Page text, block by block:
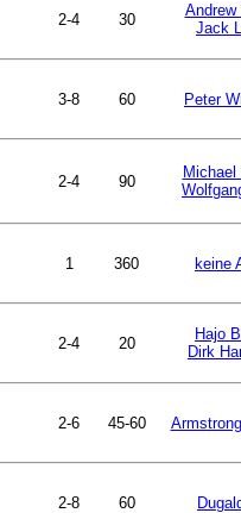
2-4 30
Andrew
Jack
3-8 60 Peter
2-4 90
1 360 keine
2-4 20
Hajo
Dirk
2-6 45-60
2-8 60